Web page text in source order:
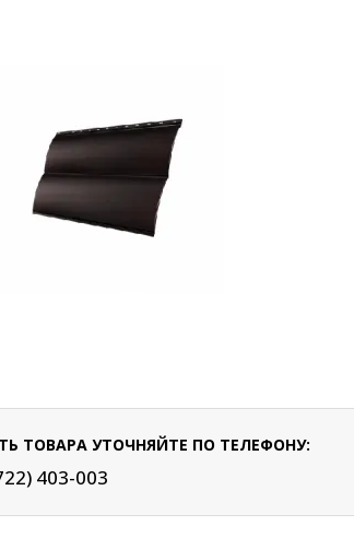
ТОВАРА УТОЧНЯЙТЕ ПО ТЕЛЕФОНУ:
403-003